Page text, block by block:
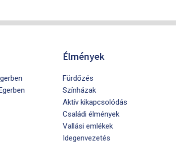
Élmények
Fürdőzés
Színházak
Aktív kikapcsolódás
Családi élmények
Vallási emlékek
Idegenvezetés